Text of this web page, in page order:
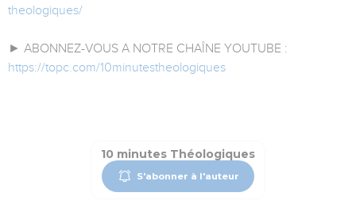
theologiques/
► ABONNEZ-VOUS A NOTRE CHAÎNE YOUTUBE :
https://topc.com/10minutestheologiques
10 minutes Théologiques
S'abonner à l'auteur